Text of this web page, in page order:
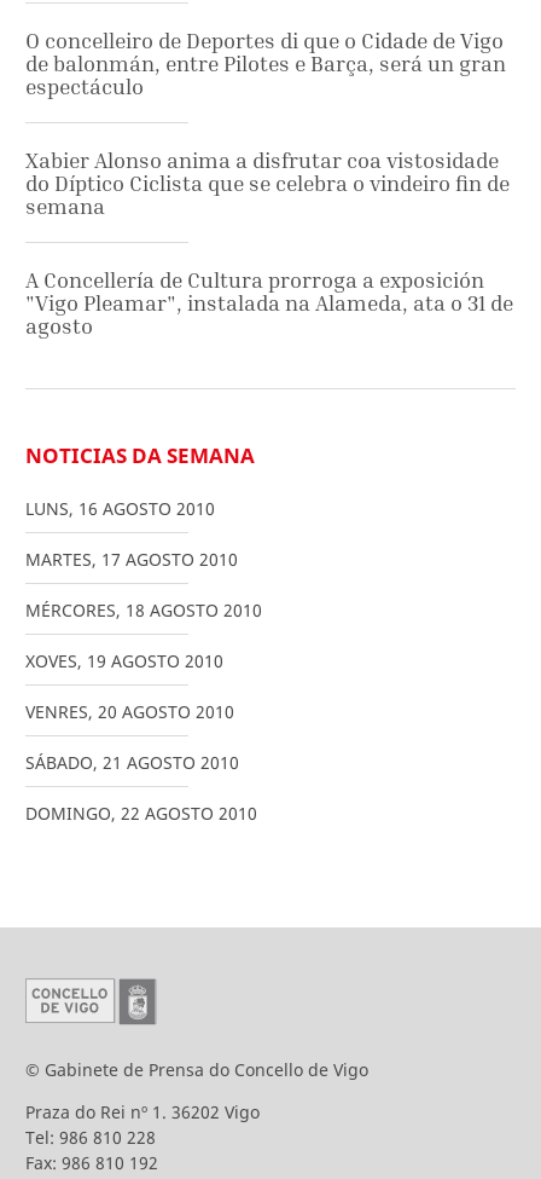
O concelleiro de Deportes di que o Cidade de Vigo
de balonmán, entre Pilotes e Barça, será un gran
espectáculo
Xabier Alonso anima a disfrutar coa vistosidade
do Díptico Ciclista que se celebra o vindeiro fin de
semana
A Concellería de Cultura prorroga a exposición
"Vigo Pleamar", instalada na Alameda, ata o 31 de
agosto
NOTICIAS DA SEMANA
LUNS, 16 AGOSTO 2010
MARTES, 17 AGOSTO 2010
MÉRCORES, 18 AGOSTO 2010
XOVES, 19 AGOSTO 2010
VENRES, 20 AGOSTO 2010
SÁBADO, 21 AGOSTO 2010
DOMINGO, 22 AGOSTO 2010
© Gabinete de Prensa do Concello de Vigo
Praza do Rei nº 1. 36202 Vigo
Tel: 986 810 228
Fax: 986 810 192